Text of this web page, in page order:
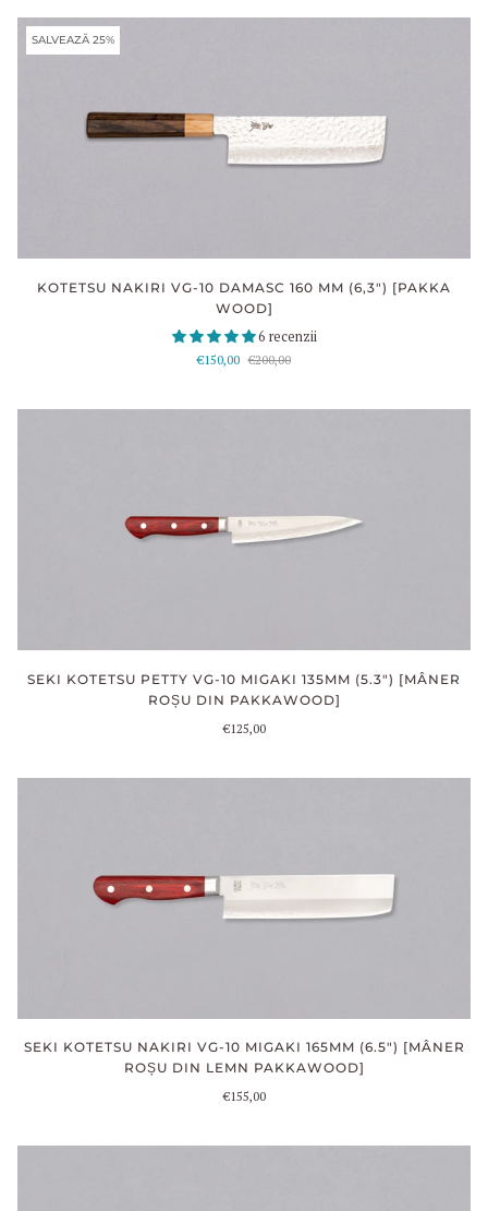
SALVEAZĂ 25%
KOTETSU NAKIRI VG-10 DAMASC 160 MM (6,3") [PAKKA
WOOD]
6 recenzii
€150,00 €200,00
SEKI KOTETSU PETTY VG-10 MIGAKI 135MM (5.3") [MÂNER
ROȘU DIN PAKKAWOOD]
€125,00
SEKI KOTETSU NAKIRI VG-10 MIGAKI 165MM (6.5") [MÂNER
ROȘU DIN LEMN PAKKAWOOD]
€155,00